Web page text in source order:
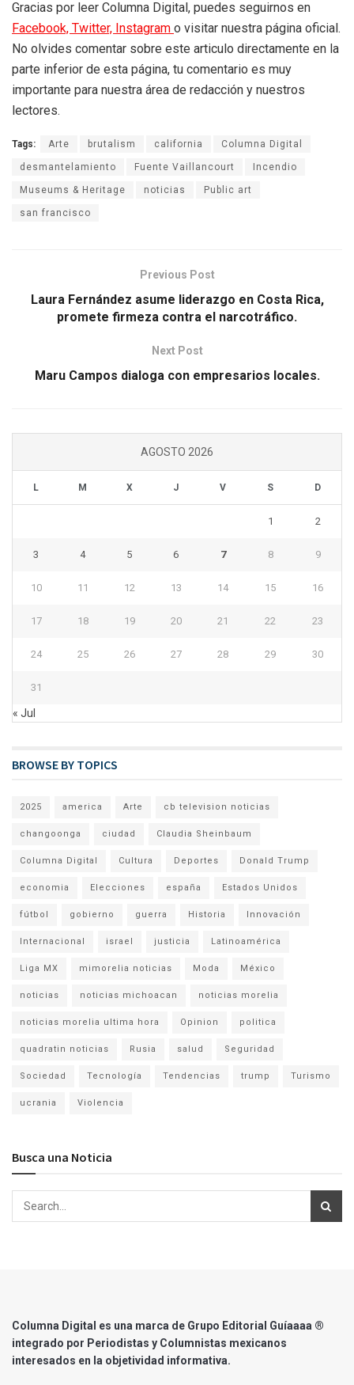
Gracias por leer Columna Digital, puedes seguirnos en
Facebook, Twitter, Instagram o visitar nuestra página oficial.
No olvides comentar sobre este articulo directamente en la
parte inferior de esta página, tu comentario es muy
importante para nuestra área de redacción y nuestros
lectores.
Tags: Arte brutalism california Columna Digital
desmantelamiento Fuente Vaillancourt Incendio
Museums & Heritage noticias Public art
san francisco
Previous Post
Laura Fernández asume liderazgo en Costa Rica,
promete firmeza contra el narcotráfico.
Next Post
Maru Campos dialoga con empresarios locales.
AGOSTO 2026
L M X J V S D
1 2
3 4 5 6 7 8 9
10 11 12 13 14 15 16
17 18 19 20 21 22 23
24 25 26 27 28 29 30
31
« Jul
BROWSE BY TOPICS
2025 america Arte cb television noticias
changoonga ciudad Claudia Sheinbaum
Columna Digital Cultura Deportes Donald Trump
economia Elecciones españa Estados Unidos
fútbol gobierno guerra Historia Innovación
Internacional israel justicia Latinoamérica
Liga MX mimorelia noticias Moda México
noticias noticias michoacan noticias morelia
noticias morelia ultima hora Opinion politica
quadratin noticias Rusia salud Seguridad
Sociedad Tecnología Tendencias trump Turismo
ucrania Violencia
Busca una Noticia
Columna Digital es una marca de Grupo Editorial Guíaaaa ®
integrado por Periodistas y Columnistas mexicanos
interesados en la objetividad informativa.